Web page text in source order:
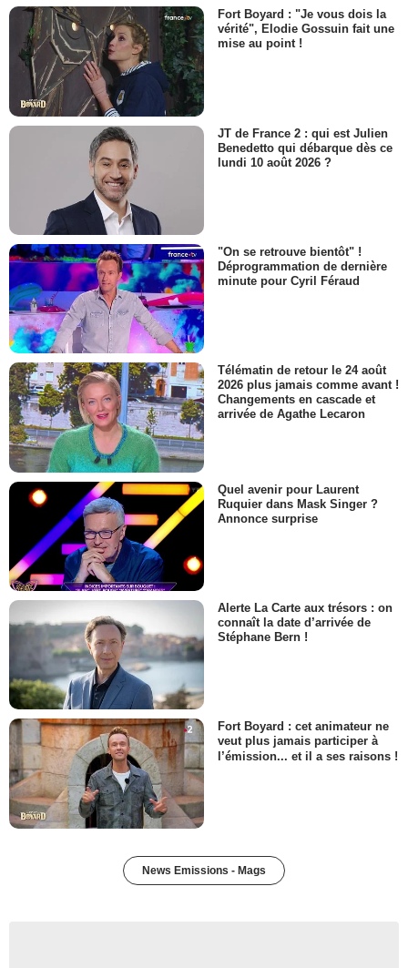
Fort Boyard : "Je vous dois la
vérité", Elodie Gossuin fait une
mise au point !
JT de France 2 : qui est Julien
Benedetto qui débarque dès ce
lundi 10 août 2026 ?
"On se retrouve bientôt" !
Déprogrammation de dernière
minute pour Cyril Féraud
Télématin de retour le 24 août
2026 plus jamais comme avant !
Changements en cascade et
arrivée de Agathe Lecaron
Quel avenir pour Laurent
Ruquier dans Mask Singer ?
Annonce surprise
Alerte La Carte aux trésors : on
connaît la date d’arrivée de
Stéphane Bern !
Fort Boyard : cet animateur ne
veut plus jamais participer à
l’émission... et il a ses raisons !
News Emissions - Mags